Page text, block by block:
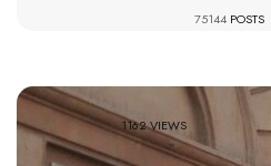
75144 POSTS
1162 VIEWS